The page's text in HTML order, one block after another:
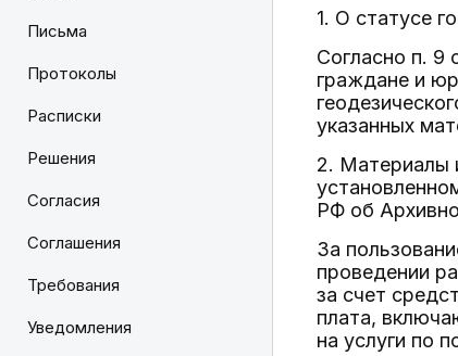
Письма
Протоколы
Расписки
Решения
Согласия
Соглашения
Требования
Уведомления
1. О статусе
Согласно п. 9
граждане и
указанных
2. Материалы
РФ об
За
проведении
за счет
плата,
на услуги по